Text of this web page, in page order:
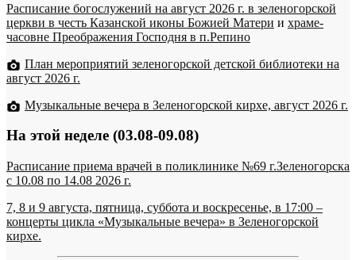
Расписание богослужений на август 2026 г. в зеленогорской
церкви в честь Казанской иконы Божией Матери и храме-
часовне Преображения Господня в п.Репино
План мероприятий зеленогорской детской библиотеки на
август 2026 г.
Музыкальные вечера в Зеленогорской кирхе, август 2026 г.
На этой неделе (03.08-09.08)
Расписание приема врачей в поликлинике №69 г.Зеленогорска
c 10.08 по 14.08 2026 г.
7, 8 и 9 августа, пятница, суббота и воскресенье, в 17:00 –
концерты цикла «Музыкальные вечера» в Зеленогорской
кирхе.